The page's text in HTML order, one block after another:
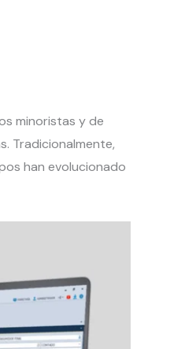
minoristas y de
Tradicionalmente,
han evolucionado